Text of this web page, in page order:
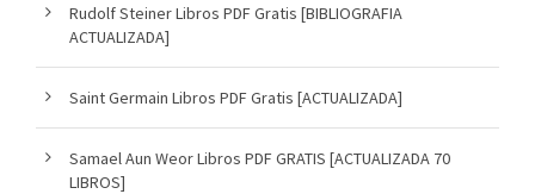
Rudolf Steiner Libros PDF Gratis [BIBLIOGRAFIA
ACTUALIZADA]
Saint Germain Libros PDF Gratis [ACTUALIZADA]
Samael Aun Weor Libros PDF GRATIS [ACTUALIZADA 70
LIBROS]